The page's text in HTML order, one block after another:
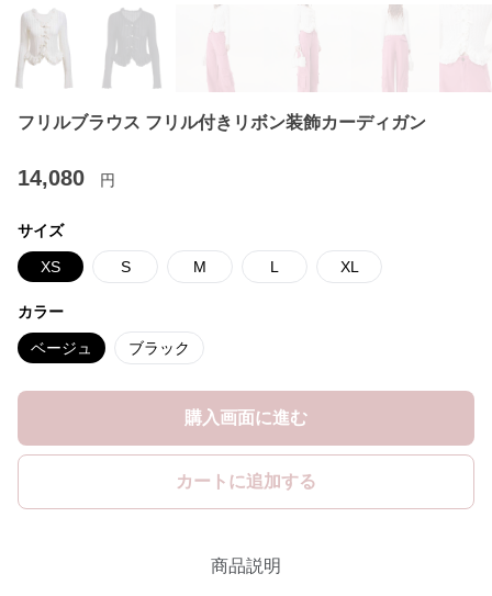
フリルブラウス フリル付きリボン装飾カーディガン
14,080 円
サイズ
XS S M L XL
カラー
ベージュ ブラック
購入画面に進む
カートに追加する
商品説明